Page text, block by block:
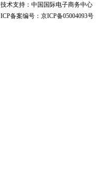
技术支持： 中国国际电子商务中心
ICP备案编号：京ICP备05004093号